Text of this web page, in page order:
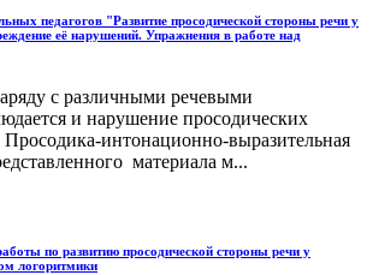
педагогов "Развитие просодической стороны речи у
её нарушений. Упражнения в работе над
с различными речевыми
и нарушение просодических
интонационно-выразительная
материала м...
по развитию просодической стороны речи у
логоритмики